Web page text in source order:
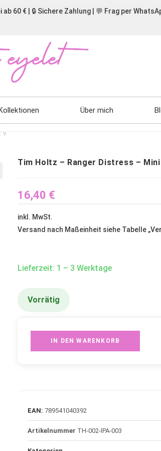
60 € | 🔒 Sichere Zahlung | 💬 Frag per
Über mich
9
Tim Holtz – Ranger Distress –
16,40 €
inkl. MwSt.
Versand nach Maßeinheit siehe Tabelle „
Lieferzeit: 1 – 3 Werktage
Vorrätig
IN DEN WARENKORB
EAN: 789541040392
Artikelnummer TH-002-IPA-003